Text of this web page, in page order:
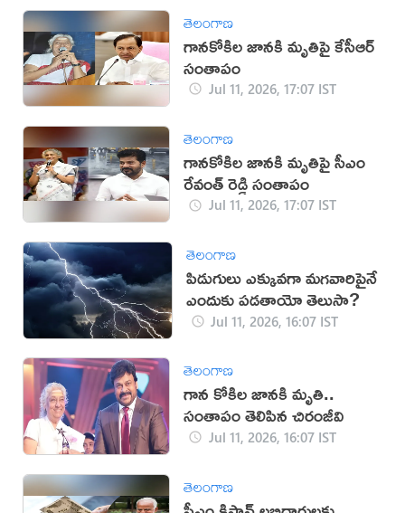
తెలంగాణ
గానకోకిల జానకి మృతిపై కేసీఆర్
సంతాపం
Jul 11, 2026, 17:07 IST
తెలంగాణ
గానకోకిల జానకి మృతిపై సీఎం
రేవంత్ రెడ్డి సంతాపం
Jul 11, 2026, 17:07 IST
తెలంగాణ
పిడుగులు ఎక్కువగా మగవారిపైనే
ఎందుకు పడతాయో తెలుసా?
Jul 11, 2026, 16:07 IST
తెలంగాణ
గాన కోకిల జానకి మృతి..
సంతాపం తెలిపిన చిరంజీవి
Jul 11, 2026, 16:07 IST
తెలంగాణ